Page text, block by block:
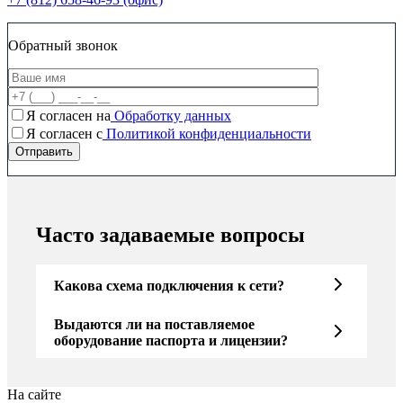
Обратный звонок
Я согласен на Обработку данных
Я согласен c Политикой конфиденциальности
Часто задаваемые вопросы
Какова схема подключения к сети?
Выдаются ли на поставляемое
оборудование паспорта и лицензии?
На сайте